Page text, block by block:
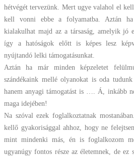
hétvégét tervezünk. Mert ugye valahol el
kell vonni ebbe a folyamatba. Aztán
kialakulhat majd az a társaság, amelyik jó
így a hatóságok előtt is képes lesz
nyújtandó lelki támogatásunkat.
Aztán ha már minden képzeletet
szándékaink mellé olyanokat is oda
hanem anyagi támogatást is …. Á, inkább
maga idejében!
Na szóval ezek foglalkoztatnak
kellő gyakorisággal ahhoz, hogy ne
mint mindenki más, én is foglalkozom
ugyanúgy fontos része az életemnek, de ez